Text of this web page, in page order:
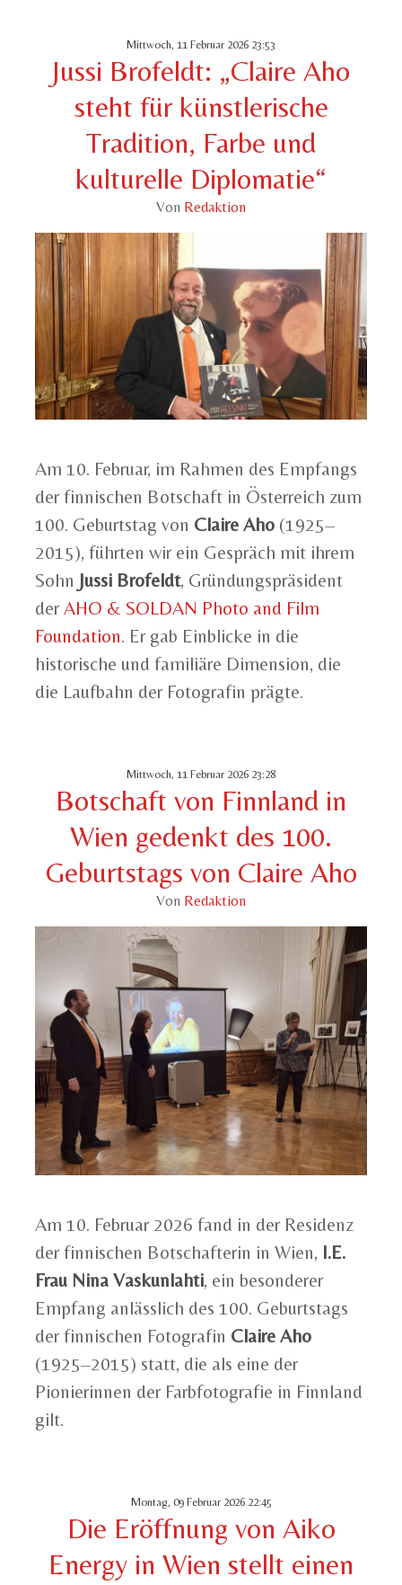
Mittwoch, 11 Februar 2026 23:53
Jussi Brofeldt: „Claire Aho
steht für künstlerische
Tradition, Farbe und
kulturelle Diplomatie“
Von Redaktion
Am 10. Februar, im Rahmen des Empfangs
der finnischen Botschaft in Österreich zum
100. Geburtstag von Claire Aho (1925–
2015), führten wir ein Gespräch mit ihrem
Sohn Jussi Brofeldt, Gründungspräsident
derAHO & SOLDAN Photo and Film
Foundation. Er gab Einblicke in die
historische und familiäre Dimension, die
die Laufbahn der Fotografin prägte.
Mittwoch, 11 Februar 2026 23:28
Botschaft von Finnland in
Wien gedenkt des 100.
Geburtstags von Claire Aho
Von Redaktion
Am 10. Februar 2026 fand in der Residenz
der finnischen Botschafterin in Wien, I.E.
Frau Nina Vaskunlahti, ein besonderer
Empfang anlässlich des 100. Geburtstags
der finnischen Fotografin Claire Aho
(1925–2015) statt, die als eine der
Pionierinnen der Farbfotografie in Finnland
gilt.
Montag, 09 Februar 2026 22:45
Die Eröffnung von Aiko
Energy in Wien stellt einen